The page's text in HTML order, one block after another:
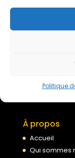
Politique
Politique de
Politique de
À propos
Accueil
Qui sommes